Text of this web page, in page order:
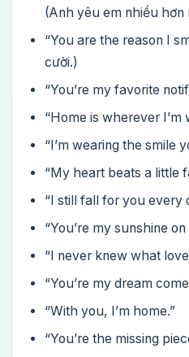
(Anh yêu em nhiều hơn
“You are the reason I
cười.)
“You’re my favorite
“Home is wherever I’m
“I’m wearing the smile
“My heart beats a little
“I still fall for you every
“You’re my sunshine
“I never knew what
“You’re my dream
“With you, I’m home.”
“You’re the missing